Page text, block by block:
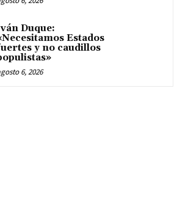
Duque:
Estados
y no caudillos
6, 2026